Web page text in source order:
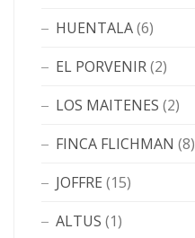
HUENTALA(6)
EL PORVENIR(2)
LOS MAITENES (2)
FINCA FLICHMAN (8)
JOFFRE (15)
ALTUS (1)